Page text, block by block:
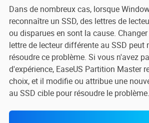
Dans de nombreux cas, lorsque
reconnaître un SSD, des lettres de
ou disparues en sont la cause.
lettre de lecteur différente au SSD peut
résoudre ce problème. Si vous n'avez
d'expérience, EaseUS Partition Master
choix, et il modifie ou attribue une
au SSD cible pour résoudre le